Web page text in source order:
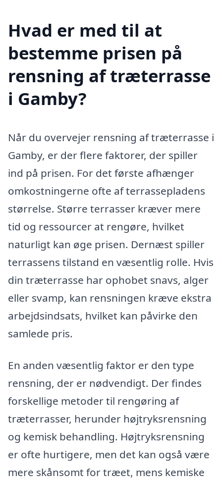
Hvad er med til at
bestemme prisen på
rensning af træterrasse
i Gamby?
Når du overvejer rensning af træterrasse i
Gamby, er der flere faktorer, der spiller
ind på prisen. For det første afhænger
omkostningerne ofte af terrassepladens
størrelse. Større terrasser kræver mere
tid og ressourcer at rengøre, hvilket
naturligt kan øge prisen. Dernæst spiller
terrassens tilstand en væsentlig rolle. Hvis
din træterrasse har ophobet snavs, alger
eller svamp, kan rensningen kræve ekstra
arbejdsindsats, hvilket kan påvirke den
samlede pris.
En anden væsentlig faktor er den type
rensning, der er nødvendigt. Der findes
forskellige metoder til rengøring af
træterrasser, herunder højtryksrensning
og kemisk behandling. Højtryksrensning
er ofte hurtigere, men det kan også være
mere skånsomt for træet, mens kemiske